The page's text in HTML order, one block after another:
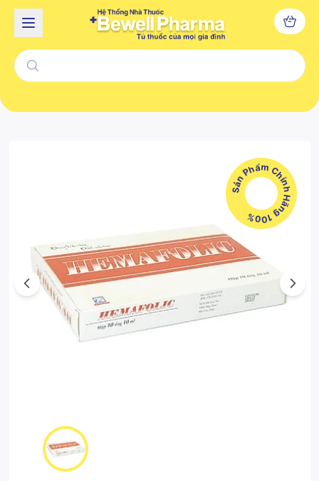
Sản Phẩm Chính Hãng 100%
Previous Next